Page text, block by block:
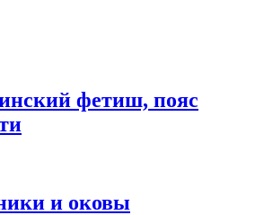
фетиш, пояс
и оковы